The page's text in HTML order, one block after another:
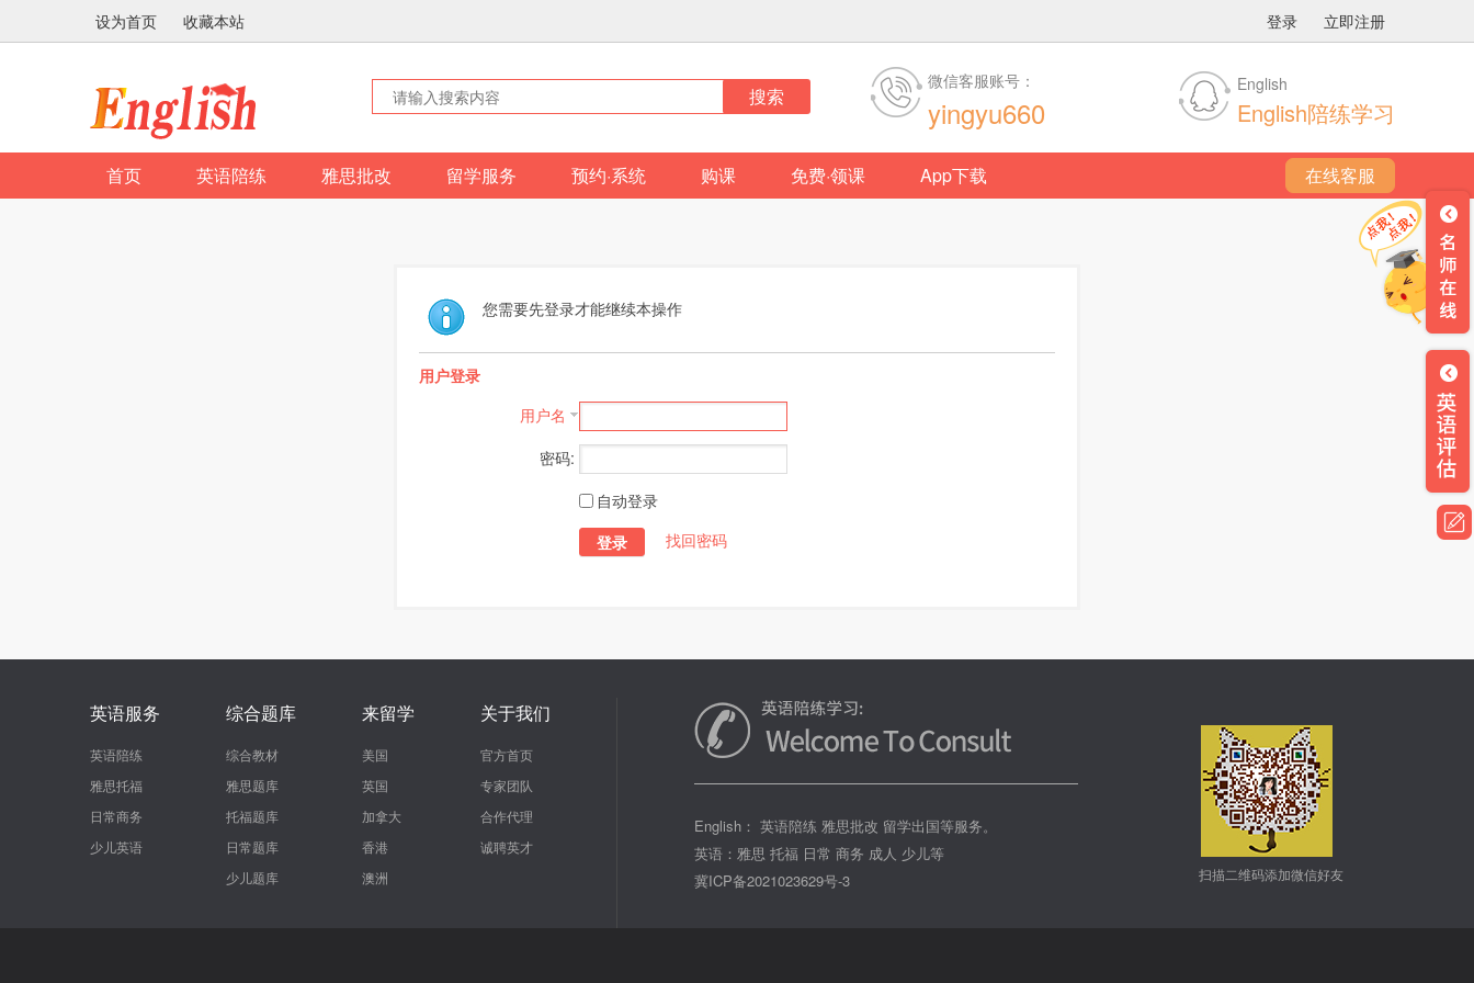
设为首页 收藏本站 登录 立即注册
搜索
微信客服账号：
yingyu660
English
English陪练学习
首页 英语陪练 雅思批改 留学服务 预约·系统 购课 免费·领课 App下载 在线客服
您需要先登录才能继续本操作
用户登录
用户名
密码:
自动登录
登录
找回密码
英语服务
英语陪练
雅思托福
日常商务
少儿英语
综合题库
综合教材
雅思题库
托福题库
日常题库
少儿题库
来留学
美国
英国
加拿大
香港
澳洲
关于我们
官方首页
专家团队
合作代理
诚聘英才
English： 英语陪练 雅思批改 留学出国等服务。
英语：雅思 托福 日常 商务 成人 少儿等
冀ICP备2021023629号-3
扫描二维码添加微信好友